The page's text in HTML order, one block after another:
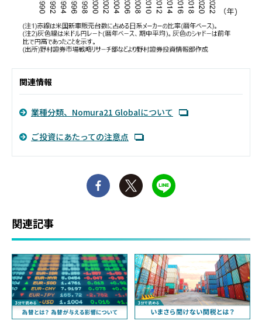
関連情報
業種分類、Nomura21 Globalについて
ご投資にあたっての注意点
関連記事